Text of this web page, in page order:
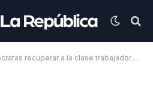
recuperar a la clase trabajadora de Pensilvania?